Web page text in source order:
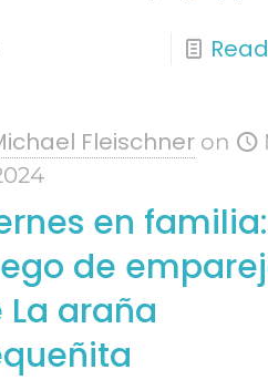
Fleischner on
en familia:
de
La araña